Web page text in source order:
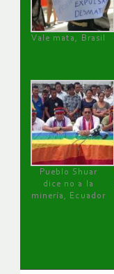
Vale mata, Brasil
Pueblo Shuar
dice no a la
minería, Ecuador